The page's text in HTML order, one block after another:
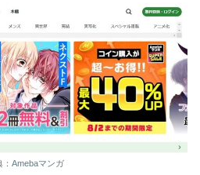
：Amebaマンガ